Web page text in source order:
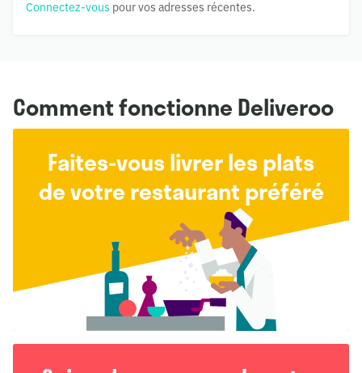
Connectez-vous pour vos adresses récentes.
Comment fonctionne Deliveroo
Faites-vous livrer les plats
de votre restaurant préféré